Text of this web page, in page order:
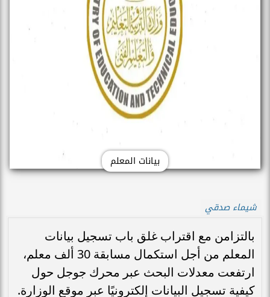
بيانات المعلم
شيماء صدقي
بالتزامن مع اقتراب غلق باب تسجيل بيانات
المعلم من أجل استكمال مسابقة 30 ألف معلم،
ارتفعت معدلات البحث عبر محرك جوجل حول
كيفية تسجيل البيانات إلكترونيًا عبر موقع الوزارة.